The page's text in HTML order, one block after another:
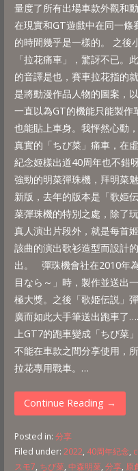
量度了所有出場車款外觀和
在現實和GT遊戲中在同一條
的時間幾乎是一樣的。 之後
「拉花痛車」，驚訝不已。
的音譯是也，賽車拉花指的
是將動漫作品人物的圖案，
一直以為GT的機能只能製作
也能貼上車身。我怦然心動
真實的「ちび菜」痛車，在
紀念姬樣出道40周年也不錯
強勁的明菜彈珠機，拜明菜
新版，去年的版本是「歌姫
菜彈珠機的特別之處，除了
真人演出片段外，就是每首
該曲的演出歌衫造型而設計
出。 彈珠機會社在2010年
目なら～」時，製作並送出
極大獎。之後「歌姫伝説」
廣而如此大手筆送出跑車了
上GT7的跑車變成「ちび菜
不能在車款之間分享使用，
拉花專用戰車。…
Continue Reading →
Posted in: 分享
Filed under: 2022, 40周年紀念,
スモ7, ちび菜, 中森明菜, 分享, 原